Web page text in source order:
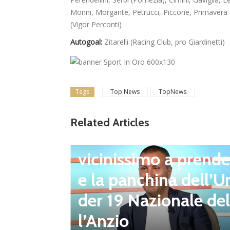
Monni, Morgante, Petrucci, Piccone,
(Vigor Perconti)
Autogoal: Zitarelli (Racing Club, pro Giardinetti)
Tags Top News TopNews
Related Articles
Ultim'ora
vicinissimo a
e la panchina
der 19 Nazionale del
l’Anzio